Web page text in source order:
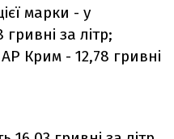
марки - у
за літр;
Крим - 12,78 гривні